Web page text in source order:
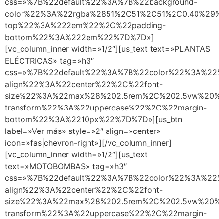
css=»%7B%22default%22%3A%7B%22background-
top%22%3A%222em%22%2C%22padding-
bottom%22%3A%222em%22%7D%7D»]
[vc_column_inner width=»1/2″][us_text text=»PLANTAS
ELÉCTRICAS» tag=»h3″
align%22%3A%22center%22%2C%22font-
transform%22%3A%22uppercase%22%2C%22margin-
bottom%22%3A%2210px%22%7D%7D»][us_btn
label=»Ver más» style=»2″ align=»center»
icon=»fas|chevron-right»][/vc_column_inner]
[vc_column_inner width=»1/2″][us_text
text=»MOTOBOMBAS» tag=»h3″
align%22%3A%22center%22%2C%22font-
transform%22%3A%22uppercase%22%2C%22margin-